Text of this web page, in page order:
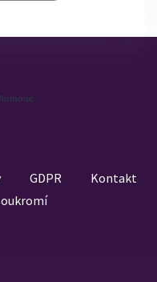
GDPR
Kontakt